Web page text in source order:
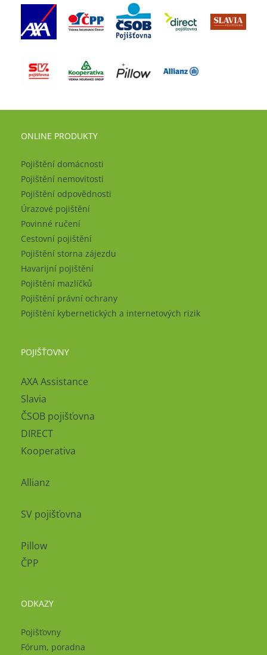
ONLINE PRODUKTY
Pojištění domácnosti
Pojištění nemovitosti
Pojištění odpovědnosti
Úrazové pojištění
Povinné ručení
Cestovní pojištění
Pojištění storna zájezdu
Havarijní pojištění
Pojištění mazlíčků
Pojištění právní ochrany
Pojištění kybernetických a internetových rizik
POJIŠŤOVNY
AXA Assistance
Slavia
ČSOB pojišťovna
DIRECT
Kooperativa
Allianz
SV pojišťovna
Pillow
ČPP
ODKAZY
Pojišťovny
Fórum, poradna